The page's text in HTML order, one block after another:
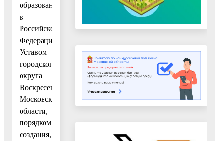
образовании
в
Российской
Федерации»,
Уставом
городского
округа
Воскресенск
Московской
области,
порядком
создания,